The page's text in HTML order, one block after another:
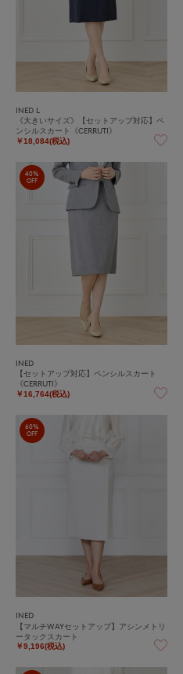
INED L
《大きいサイズ》【セットアップ対応】ペ
ンシルスカート《CERRUTI》
￥18,084(税込)
40%
OFF
INED
【セットアップ対応】ペンシルスカート
《CERRUTI》
￥16,764(税込)
60%
OFF
INED
【マルチWAYセットアップ】アシンメトリ
ータックスカート
￥9,196(税込)